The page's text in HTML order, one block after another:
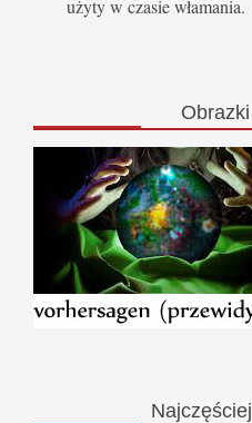
użyty w czasie włamania.
Obrazki
Najczęściej